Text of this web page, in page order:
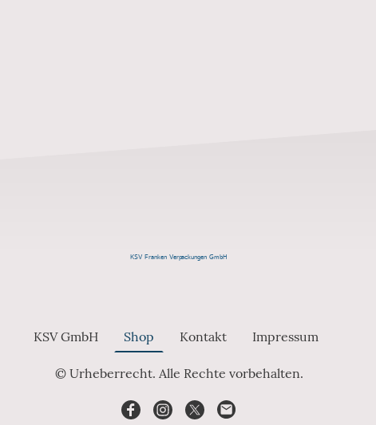
KSV Franken Verpackungen GmbH
KSV GmbH Shop Kontakt Impressum
© Urheberrecht. Alle Rechte vorbehalten.